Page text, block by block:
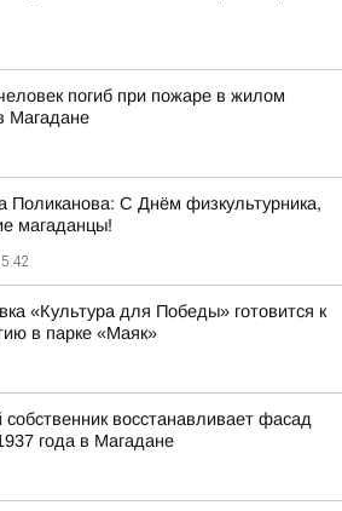
погиб при пожаре в жилом
Магадане
Поликанова: С Днём физкультурника,
магаданцы!
«Культура для Победы» готовится к
в парке «Маяк»
восстанавливает фасад
года в Магадане